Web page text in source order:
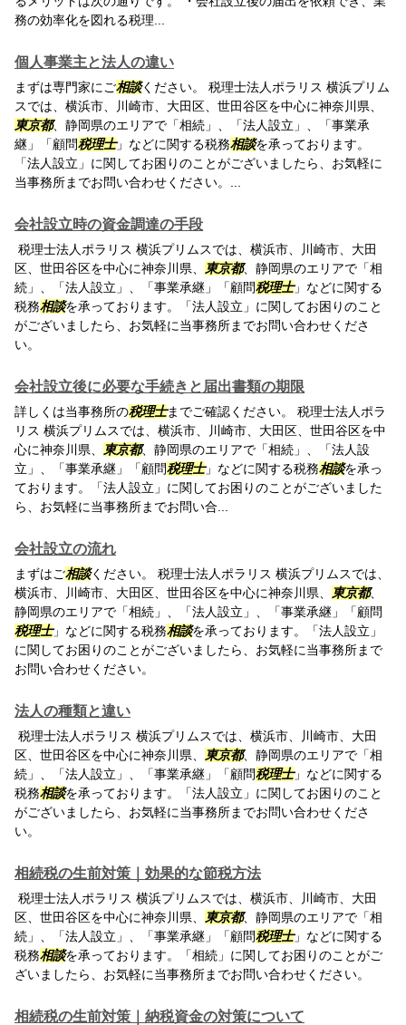
務の効率化を図れる税理...
個人事業主と法人の違い
まずは専門家にご相談ください。 税理士法人ポラリス 横浜プリム
スでは、横浜市、川崎市、大田区、世田谷区を中心に神奈川県、
東京都、静岡県のエリアで「相続」、「法人設立」、「事業承
継」「顧問税理士」などに関する税務相談を承っております。
「法人設立」に関してお困りのことがございましたら、お気軽に
当事務所までお問い合わせください。...
会社設立時の資金調達の手段
税理士法人ポラリス 横浜プリムスでは、横浜市、川崎市、大田
区、世田谷区を中心に神奈川県、
東京都、静岡県のエリアで「相
続」、「法人設立」、「事業承継」「顧問税理士」などに関する
税務相談を承っております。「法人設立」に関してお困りのこと
がございましたら、お気軽に当事務所までお問い合わせくださ
い。
会社設立後に必要な手続きと届出書類の期限
詳しくは当事務所の税理士までご確認ください。 税理士法人ポラ
リス 横浜プリムスでは、横浜市、川崎市、大田区、世田谷区を中
心に神奈川県、
東京都、静岡県のエリアで「相続」、「法人設
立」、「事業承継」「顧問税理士」などに関する税務相談を承っ
ております。「法人設立」に関してお困りのことがございました
ら、お気軽に当事務所までお問い合...
会社設立の流れ
まずはご相談ください。 税理士法人ポラリス 横浜プリムスでは、
横浜市、川崎市、大田区、世田谷区を中心に神奈川県、
東京都、
静岡県のエリアで「相続」、「法人設立」、「事業承継」「顧問
税理士」などに関する税務相談を承っております。「法人設立」
に関してお困りのことがございましたら、お気軽に当事務所まで
お問い合わせください。
法人の種類と違い
税理士法人ポラリス 横浜プリムスでは、横浜市、川崎市、大田
区、世田谷区を中心に神奈川県、
東京都、静岡県のエリアで「相
続」、「法人設立」、「事業承継」「顧問税理士」などに関する
税務相談を承っております。「法人設立」に関してお困りのこと
がございましたら、お気軽に当事務所までお問い合わせくださ
い。
相続税の生前対策｜効果的な節税方法
税理士法人ポラリス 横浜プリムスでは、横浜市、川崎市、大田
区、世田谷区を中心に神奈川県、
東京都、静岡県のエリアで「相
続」、「法人設立」、「事業承継」「顧問税理士」などに関する
税務相談を承っております。「相続」に関してお困りのことがご
ざいましたら、お気軽に当事務所までお問い合わせください。
相続税の生前対策｜納税資金の対策について